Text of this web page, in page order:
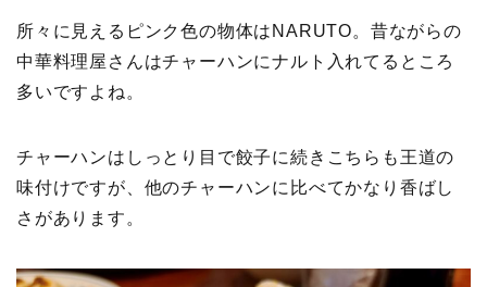
所々に見えるピンク色の物体はNARUTO。昔ながらの
中華料理屋さんはチャーハンにナルト入れてるところ
多いですよね。
チャーハンはしっとり目で餃子に続きこちらも王道の
味付けですが、他のチャーハンに比べてかなり香ばし
さがあります。